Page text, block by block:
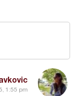
1:55 pm